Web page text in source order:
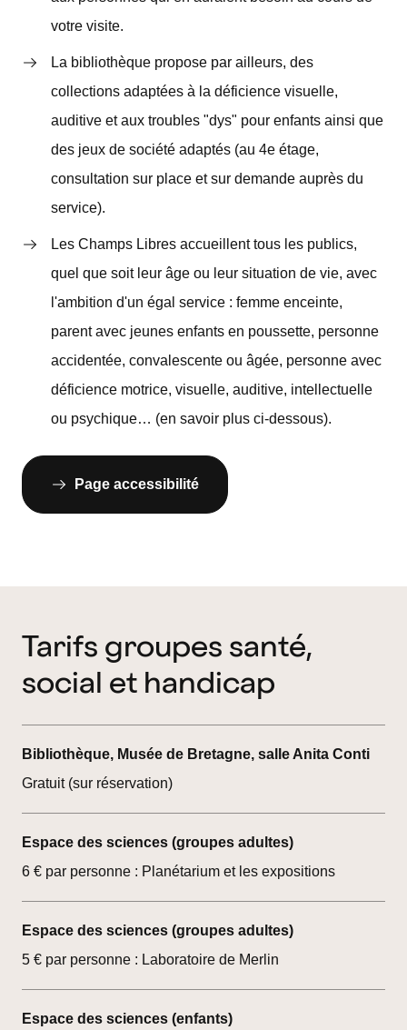
votre visite.
La bibliothèque propose par ailleurs, des
collections adaptées à la déficience visuelle,
auditive et aux troubles "dys" pour enfants ainsi que
des jeux de société adaptés (au 4e étage,
consultation sur place et sur demande auprès du
service).
Les Champs Libres accueillent tous les publics,
quel que soit leur âge ou leur situation de vie, avec
l'ambition d'un égal service : femme enceinte,
parent avec jeunes enfants en poussette, personne
accidentée, convalescente ou âgée, personne avec
déficience motrice, visuelle, auditive, intellectuelle
ou psychique… (en savoir plus ci-dessous).
Page accessibilité
Tarifs groupes santé,
social et handicap
Bibliothèque, Musée de Bretagne, salle Anita Conti
Gratuit (sur réservation)
Espace des sciences (groupes adultes)
6 € par personne : Planétarium et les expositions
Espace des sciences (groupes adultes)
5 € par personne : Laboratoire de Merlin
Espace des sciences (enfants)